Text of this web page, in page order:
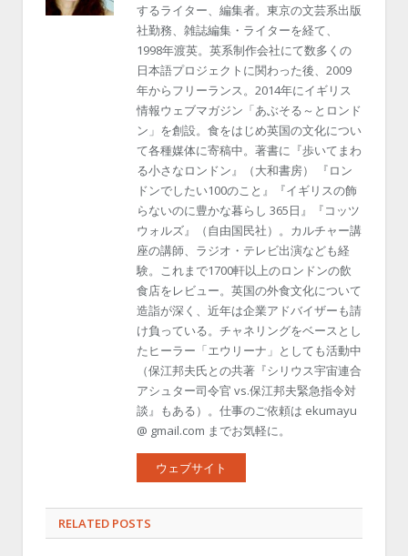
するライター、編集者。東京の文芸系出版
社勤務、雑誌編集・ライターを経て、
1998年渡英。英系制作会社にて数多くの
日本語プロジェクトに関わった後、2009
年からフリーランス。2014年にイギリス
情報ウェブマガジン「あぶそる～とロンド
ン」を創設。食をはじめ英国の文化につい
て各種媒体に寄稿中。著書に『歩いてまわ
る小さなロンドン』（大和書房） 『ロン
ドンでしたい100のこと』『イギリスの飾
らないのに豊かな暮らし 365日』『コッツ
ウォルズ』（自由国民社）。カルチャー講
座の講師、ラジオ・テレビ出演なども経
験。これまで1700軒以上のロンドンの飲
食店をレビュー。英国の外食文化について
造詣が深く、近年は企業アドバイザーも請
け負っている。チャネリングをベースとし
たヒーラー「エウリーナ」としても活動中
（保江邦夫氏との共著『シリウス宇宙連合
アシュター司令官 vs.保江邦夫緊急指令対
談』もある）。仕事のご依頼は ekumayu
@ gmail.com までお気軽に。
ウェブサイト
RELATED POSTS